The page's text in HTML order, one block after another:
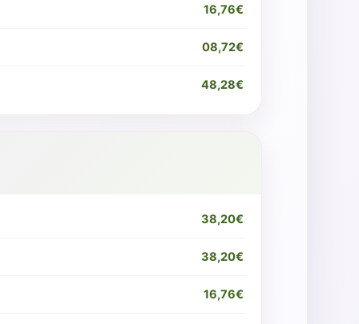
16,76€
08,72€
48,28€
38,20€
38,20€
16,76€